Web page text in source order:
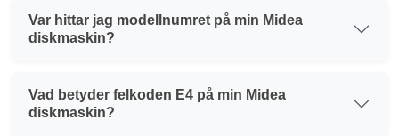
Var hittar jag modellnumret på min Midea
diskmaskin?
Vad betyder felkoden E4 på min Midea
diskmaskin?